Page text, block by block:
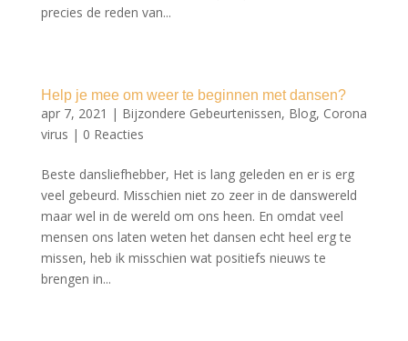
precies de reden van...
Help je mee om weer te beginnen met dansen?
apr 7, 2021 | Bijzondere Gebeurtenissen, Blog, Corona
virus | 0 Reacties
Beste dansliefhebber, Het is lang geleden en er is erg
veel gebeurd. Misschien niet zo zeer in de danswereld
maar wel in de wereld om ons heen. En omdat veel
mensen ons laten weten het dansen echt heel erg te
missen, heb ik misschien wat positiefs nieuws te
brengen in...